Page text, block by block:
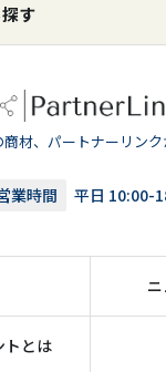
す
材、パートナーリンク
業時間 平日 10:00-
トとは